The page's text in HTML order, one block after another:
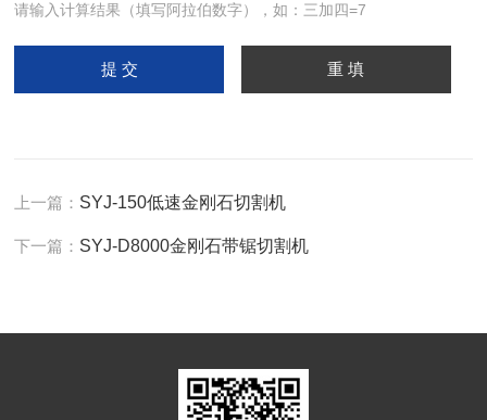
请输入计算结果（填写阿拉伯数字），如：三加四=7
上一篇： SYJ-150低速金刚石切割机
下一篇： SYJ-D8000金刚石带锯切割机